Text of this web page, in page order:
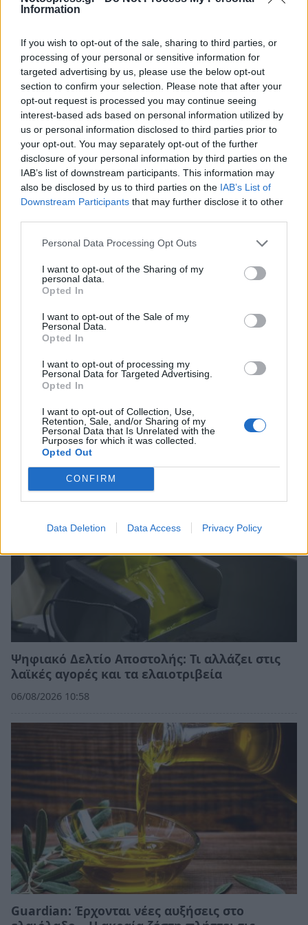
Information
If you wish to opt-out of the sale, sharing to third parties, or
processing of your personal or sensitive information for
targeted advertising by us, please use the below opt-out
section to confirm your selection. Please note that after your
opt-out request is processed you may continue seeing
interest-based ads based on personal information utilized by
us or personal information disclosed to third parties prior to
your opt-out. You may separately opt-out of the further
disclosure of your personal information by third parties on the
IAB’s list of downstream participants. This information may
also be disclosed by us to third parties on the IAB’s List of
Downstream Participants that may further disclose it to other
Personal Data Processing Opt Outs
I want to opt-out of the Sharing of my
personal data.
Opted In
I want to opt-out of the Sale of my
Personal Data.
Opted In
I want to opt-out of processing my
Personal Data for Targeted Advertising.
Opted In
I want to opt-out of Collection, Use,
Retention, Sale, and/or Sharing of my
Personal Data that Is Unrelated with the
Purposes for which it was collected.
Opted Out
CONFIRM
Data Deletion Data Access Privacy Policy
Σχετικά Άρθρα
Σχέδια Βελτίωσης: Υπεγράφη η Κοινή
Απόφαση με δημόσια δαπάνη 263,5 εκατ.
ευρώ
08/08/2026 11:09
Ψηφιακό Δελτίο Αποστολής: Τι αλλάζει στις
λαϊκές αγορές και τα ελαιοτριβεία
06/08/2026 10:58
Guardian: Έρχονται νέες αυξήσεις στο